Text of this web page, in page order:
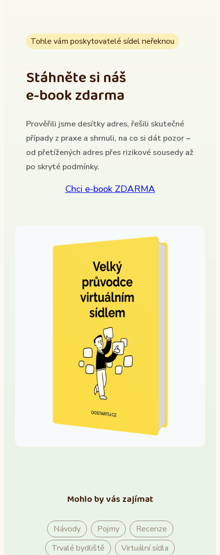
Tohle vám poskytovatelé sídel neřeknou
Stáhněte si náš
e-book zdarma
Prověřili jsme desítky adres, řešili skutečné
případy z praxe a shrnuli, na co si dát pozor –
od přetížených adres přes rizikové sousedy až
po skryté podmínky.
Chci e-book ZDARMA
Mohlo by vás zajímat
Návody Pojmy
Recenze
Trvalé bydliště
Virtuální sídla